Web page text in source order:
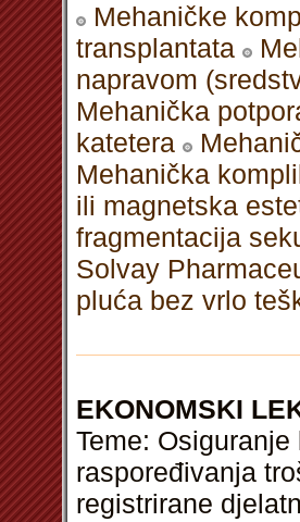
Mehaničke
transplantata
napravom
Mehanička
katetera
Mehanička
ili magnetska
fragmentacija
Solvay
pluća bez vrlo
EKONOMSKI
Teme:
raspoređivanja
registrirane